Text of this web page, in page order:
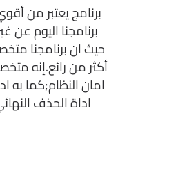
برنامج يعتبر من
برنامجنا اليوم عن
حيث ان برنامجنا
أكثر من رائع.إنه
امان النظام;كما به
اداة الحذف